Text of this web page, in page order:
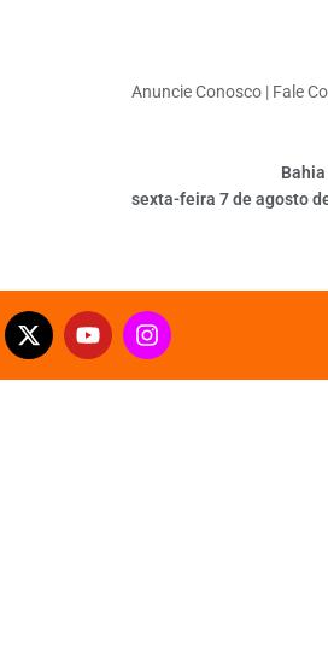
Anuncie Conosco | Fale
sexta-feira 7 de agosto